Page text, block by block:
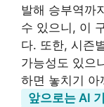
발해 승부역까
수 있으니, 이
다. 또한, 시즌
가능성도 있으
하면 놓치기 아
앞으로는 AI